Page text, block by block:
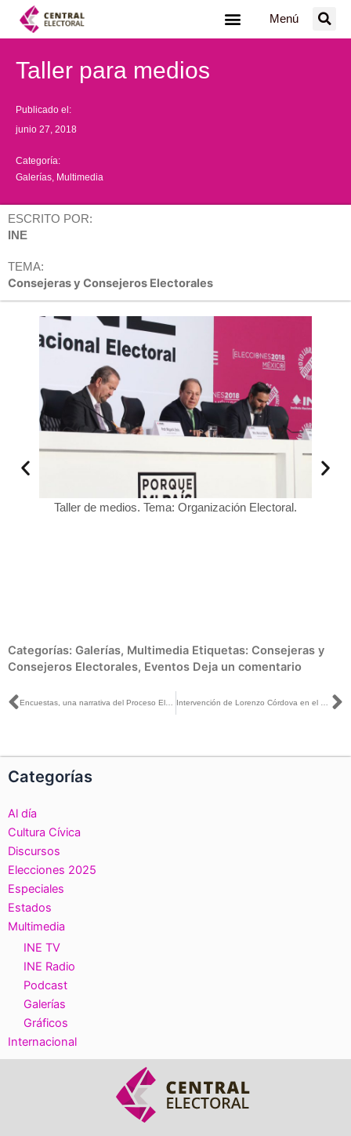
Menú
Taller para medios
Publicado el:
junio 27, 2018
Categoría:
Galerías Multimedia
ESCRITO POR:
INE
TEMA:
Consejeras y Consejeros Electorales
Taller de medios. Tema: Organización Electoral.
Categorías: Galerías, Multimedia Etiquetas: Consejeras y
Consejeros Electorales, Eventos Deja un comentario
Ant
Categorías
Al día
Cultura Cívica
Discursos
Elecciones 2025
Especiales
Estados
Multimedia
INE TV
INE Radio
Podcast
Galerías
Gráficos
Internacional